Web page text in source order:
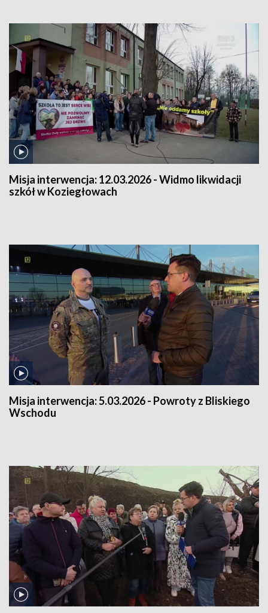
Misja interwencja:12.03.2026 - Widmo likwidacji
szkół w Koziegłowach
Misja interwencja:5.03.2026 - Powroty z Bliskiego
Wschodu